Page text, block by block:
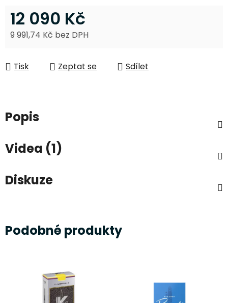
12 090 Kč
9 991,74 Kč bez DPH
Tisk
Zeptat se Sdílet
Popis
Videa (1)
Diskuze
Podobné produkty